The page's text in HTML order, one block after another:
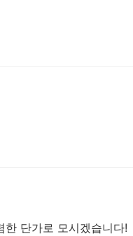
단가로 모시겠습니다!